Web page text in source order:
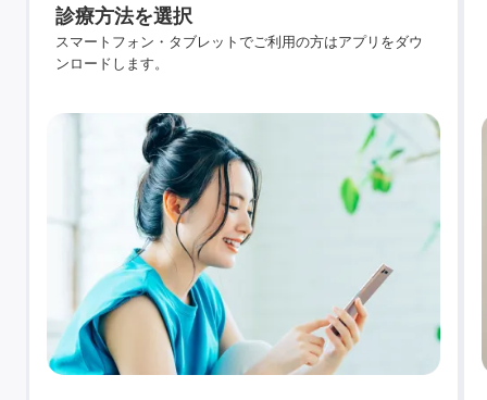
診療方法を選択
スマートフォン・タブレットでご利用の方はアプリをダウ
ンロードします。